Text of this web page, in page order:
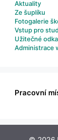
Aktuality
Ze šuplíku
Fotogalerie
Vstup pro
Užitečné
Administrace
Pracovní